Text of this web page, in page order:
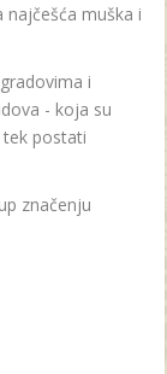
najčešća muška i
i
- koja su
postati
značenju